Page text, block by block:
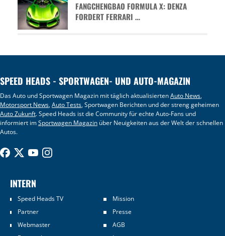
FANGCHENGBAO FORMULA X: DENZA
FORDERT FERRARI …
SPEED HEADS - SPORTWAGEN- UND AUTO-MAGAZIN
Das Auto und Sportwagen Magazin mit täglich aktualisiertenAuto News,
Motorsport News,Auto Tests, Sportwagen Berichten und der streng geheimen
Auto Zukunft. Speed Heads ist die Community für echte Auto-Fans und
informiert imSportwagen Magazin über Neuigkeiten aus der Welt der schnellen
Autos.
INTERN
Speed Heads TV
Mission
Partner
Presse
Webmaster
AGB